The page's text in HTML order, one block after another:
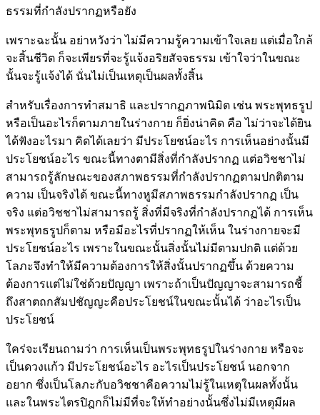
ธรรมที่กำลังปรากฏหรือยัง
เพราะฉะนั้น อย่าหวังว่า ไม่มีความรู้ความเข้าใจเลย แต่เมื่อใกล้
จะสิ้นชีวิต ก็จะเพียรที่จะรู้แจ้งอริยสัจจธรรม เข้าใจว่าในขณะ
นั้นจะรู้แจ้งได้ นั่นไม่เป็นเหตุเป็นผลทั้งสิ้น
สำหรับเรื่องการทำสมาธิ และปรากฏภาพนิมิต เช่น พระพุทธรูป
หรือเป็นอะไรก็ตามภายในร่างกาย ก็ยิ่งน่าคิด คือ ไม่ว่าจะได้ยิน
ได้ฟังอะไรมา คิดได้เลยว่า มีประโยชน์อะไร การเห็นอย่างนั้นมี
ประโยชน์อะไร ขณะนี้ทางตามีสิ่งที่กำลังปรากฏ แต่อวิชชาไม่
สามารถรู้ลักษณะของสภาพธรรมที่กำลังปรากฏตามปกติตาม
ความ เป็นจริงได้ ขณะนี้ทางหูมีสภาพธรรมกำลังปรากฏ เป็น
จริง แต่อวิชชาไม่สามารถรู้ สิ่งที่มีจริงที่กำลังปรากฏได้ การเห็น
พระพุทธรูปก็ตาม หรือมีอะไรที่ปรากฏให้เห็น ในร่างกายจะมี
ประโยชน์อะไร เพราะในขณะนั้นสิ่งนั้นไม่มีตามปกติ แต่ด้วย
โลภะจึงทำให้มีความต้องการให้สิ่งนั้นปรากฏขึ้น ด้วยความ
ต้องการแต่ไม่ใช่ด้วยปัญญา เพราะถ้าเป็นปัญญาจะสามารถชี้
ถึงสาตถกสัมปชัญญะคือประโยชน์ในขณะนั้นได้ ว่าอะไรเป็น
ประโยชน์
ใคร่จะเรียนถามว่า การเห็นเป็นพระพุทธรูปในร่างกาย หรือจะ
เป็นดวงแก้ว มีประโยชน์อะไร อะไรเป็นประโยชน์ นอกจาก
อยาก ซึ่งเป็นโลภะกับอวิชชาคือความไม่รู้ในเหตุในผลทั้งนั้น
และในพระไตรปิฎกก็ไม่มีที่จะให้ทำอย่างนั้นซึ่งไม่มีเหตุมีผล